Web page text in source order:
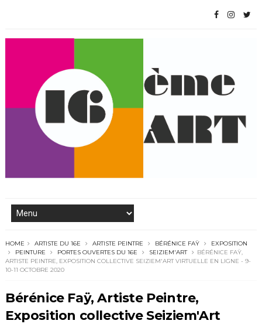
HOME ARTISTE DU 16E ARTISTE PEINTRE BÉRÉNICE FAŸ
EXPOSITION
PEINTURE
PORTES OUVERTES DU 16E SEIZIEM'ART
BÉRÉNICE FAŸ,
ARTISTE PEINTRE, EXPOSITION COLLECTIVE SEIZIEM'ART VIRTUELLE EN LIGNE - 9-
10-11 OCTOBRE 2020
Bérénice Faÿ, Artiste Peintre,
Exposition collective Seiziem'Art